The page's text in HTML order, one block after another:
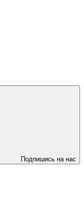
Подпишись на нас